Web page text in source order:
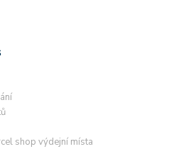
shop výdejní místa